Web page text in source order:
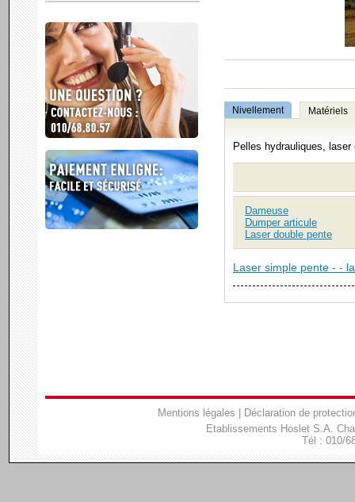
Nivellement Matériels
Pelles hydrauliques,
Dameuse
Dumper articule
Laser double pente
Laser simple pente - -
Mentions légales
Déclaration de
Etablissements Hoslet S.A.
Tél : 010/